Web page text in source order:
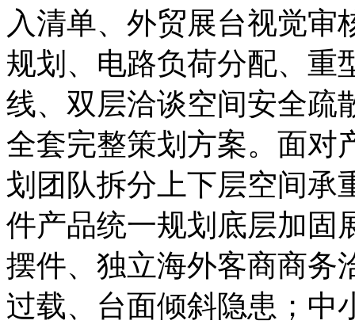
入清单、外贸展台视觉审
规划、电路负荷分配、重
线、双层洽谈空间安全疏
全套完整策划方案。面对
划团队拆分上下层空间承
件产品统一规划底层加固
摆件、独立海外客商商务
过载、台面倾斜隐患；中